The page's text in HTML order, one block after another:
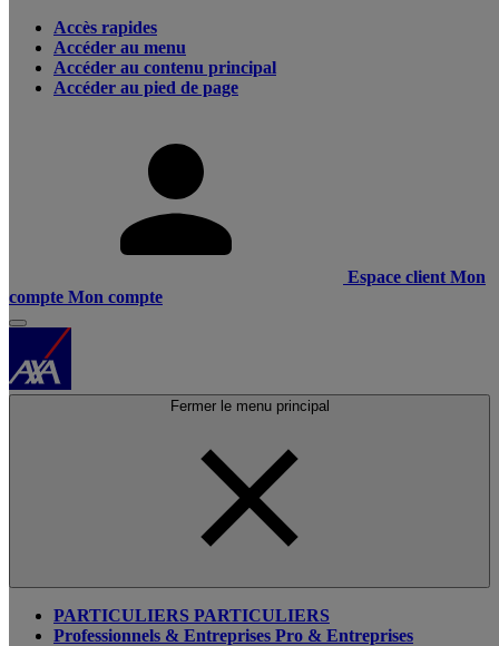
Accès rapides
Accéder au menu
Accéder au contenu principal
Accéder au pied de page
Espace client Mon
compte Mon compte
Fermer le menu principal
PARTICULIERS PARTICULIERS
Professionnels & Entreprises Pro & Entreprises